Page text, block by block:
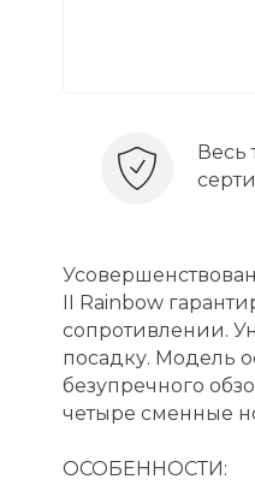
Весь
II Rainbow
сопротивлении.
посадку. Модель
безупречного
четыре сменные
ОСОБЕННОСТИ: